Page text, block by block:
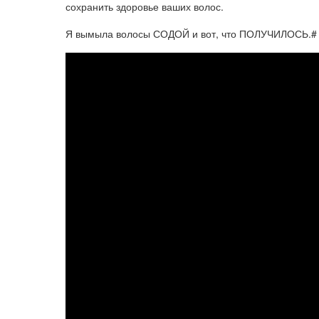
сохранить здоровье ваших волос.
Я вымыла волосы СОДОЙ и вот, что ПОЛУЧИЛОСЬ.#